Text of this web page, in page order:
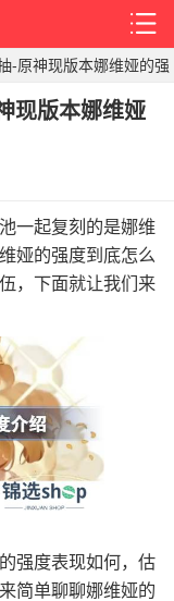
-原神现版本娜维娅的强
现版本娜维娅
一起复刻的是娜维
娅的强度到底怎么
，下面就让我们来
强度表现如何，估
简单聊聊娜维娅的